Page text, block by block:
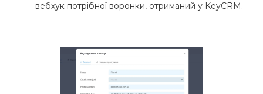
вебхук потрібної воронки, отриманий у KeyCRM.